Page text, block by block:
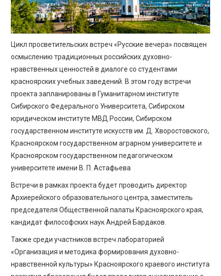
Цикл просветительских встреч «Русские вечера» посвящен
осмыслению традиционных российских духовно-
нравственных ценностей в диалоге со студентами
красноярских учебных заведений. В этом году встречи
проекта запланированы в Гуманитарном институте
Сибирского Федерального Университета, Сибирском
юридическом институте МВД России, Сибирском
государственном институте искусств им. Д. Хворостовского,
Красноярском государственном аграрном университете и
Красноярском государственном педагогическом
университете имени В. П. Астафьева
Встречи в рамках проекта будет проводить директор
Архиерейского образовательного центра, заместитель
председателя Общественной палаты Красноярского края,
кандидат философских наук Андрей Бардаков.
Также среди участников встреч лабораторией
«Организация и методика формирования духовно-
нравственной культуры» Красноярского краевого института